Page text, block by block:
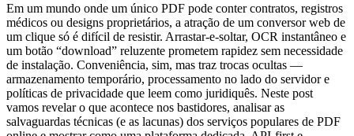
Em um mundo onde um único PDF pode conter contratos, registros
médicos ou designs proprietários, a atração de um conversor web de
um clique só é difícil de resistir. Arrastar‑e‑soltar, OCR instantâneo e
um botão “download” reluzente prometem rapidez sem necessidade
de instalação. Conveniência, sim, mas traz trocas ocultas —
armazenamento temporário, processamento no lado do servidor e
políticas de privacidade que leem como juridiquês. Neste post
vamos revelar o que acontece nos bastidores, analisar as
salvaguardas técnicas (e as lacunas) dos serviços populares de PDF